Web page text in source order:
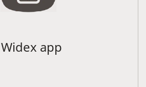
Widex app